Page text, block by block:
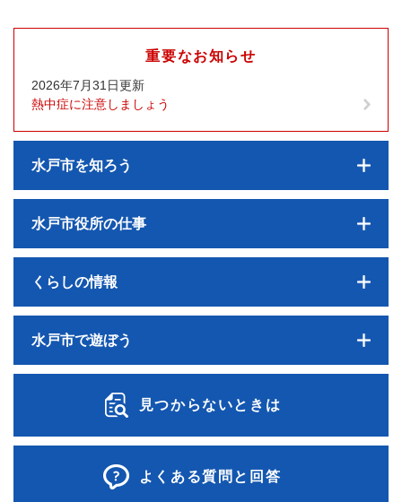
重要なお知らせ
2026年7月31日更新
熱中症に注意しましょう
水戸市を知ろう
水戸市役所の仕事
くらしの情報
水戸市で遊ぼう
見つからないときは
よくある質問と回答